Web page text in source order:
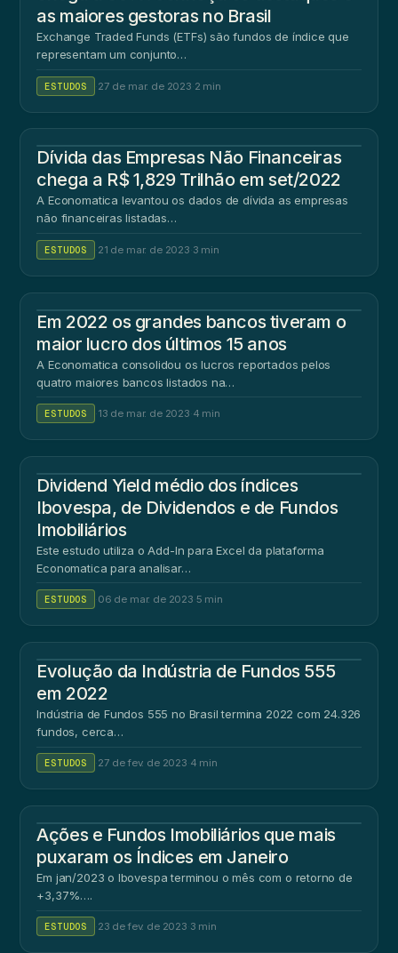
as maiores gestoras no Brasil
Exchange Traded Funds (ETFs) são fundos de índice que
representam um conjunto…
ESTUDOS 27 de mar. de 2023 2 min
Dívida das Empresas Não Financeiras
chega a R$ 1,829 Trilhão em set/2022
A Economatica levantou os dados de dívida as empresas
não financeiras listadas…
ESTUDOS 21 de mar. de 2023 3 min
Em 2022 os grandes bancos tiveram o
maior lucro dos últimos 15 anos
A Economatica consolidou os lucros reportados pelos
quatro maiores bancos listados na…
ESTUDOS 13 de mar. de 2023 4 min
Dividend Yield médio dos índices
Ibovespa, de Dividendos e de Fundos
Imobiliários
Este estudo utiliza o Add-In para Excel da plataforma
Economatica para analisar…
ESTUDOS 06 de mar. de 2023 5 min
Evolução da Indústria de Fundos 555
em 2022
Indústria de Fundos 555 no Brasil termina 2022 com 24.326
fundos, cerca…
ESTUDOS 27 de fev. de 2023 4 min
Ações e Fundos Imobiliários que mais
puxaram os Índices em Janeiro
Em jan/2023 o Ibovespa terminou o mês com o retorno de
+3,37%….
ESTUDOS 23 de fev. de 2023 3 min